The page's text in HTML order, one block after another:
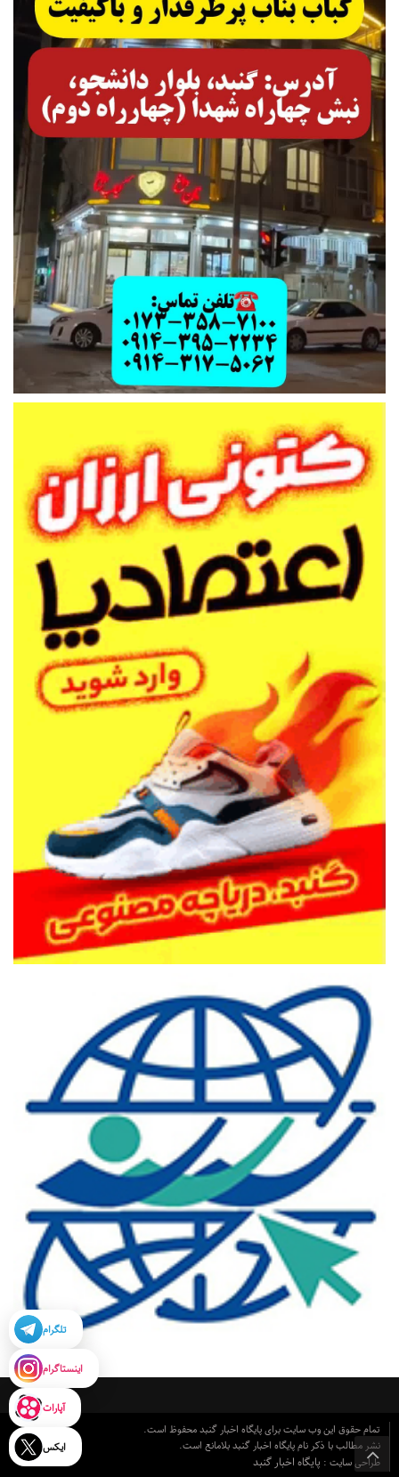
تمام حقوق این وب سایت برای پایگاه اخبار گنبد محفوظ است.
نشر مطالب با ذکر نام پایگاه اخبار گنبد بلامانع است.
طراحی سایت : پایگاه اخبار گنبد
تلگرام
اینستاگرام
آپارات
ایکس